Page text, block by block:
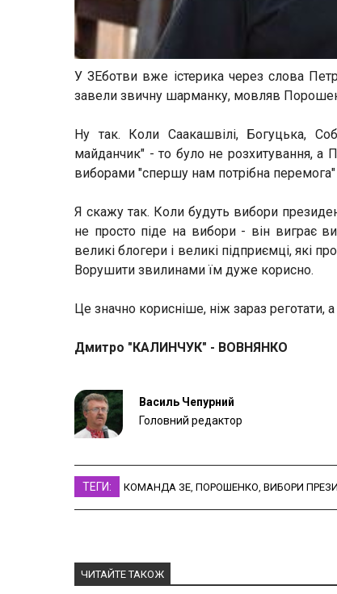
У ЗЕботви вже істерика через слова
завели звичну шарманку, мовляв
Ну так. Коли Саакашвілі, Богуцька,
майданчик" - то було не розхитування, а
виборами "спершу нам потрібна
Я скажу так. Коли будуть вибори
не просто піде на вибори - він виграє
великі блогери і великі підприємці, які
Ворушити звилинами їм дуже корисно.
Це значно корисніше, ніж зараз реготати,
Дмитро "КАЛИНЧУК" - ВОВНЯНКО
Василь Чепурний
Головний редактор
ТЕГИ: КОМАНДА ЗЕ, ПОРОШЕНКО, ВИБОРИ
ЧИТАЙТЕ ТАКОЖ